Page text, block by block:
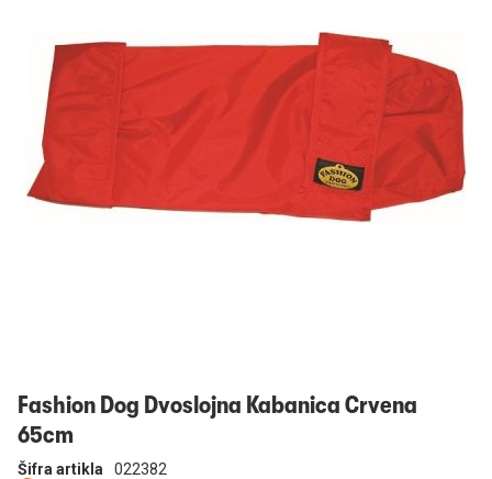
Fashion Dog Dvoslojna Kabanica Crvena
65cm
Šifra artikla 022382